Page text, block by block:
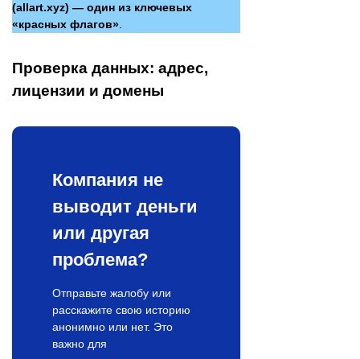
(allart.xyz) — один из ключевых
«красных флагов».
Проверка данных: адрес,
лицензии и домены
Компания не
выводит деньги
или другая
проблема?
Отправьте жалобу или
расскажите свою историю
анонимно или нет. Это
важно для